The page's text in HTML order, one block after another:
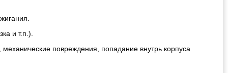
и т.п.).
повреждения, попадание внутрь корпуса